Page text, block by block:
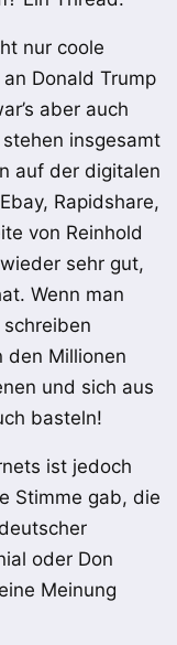
nur coole
Donald Trump
aber auch
insgesamt
auf der digitalen
Rapidshare,
von Reinhold
sehr gut,
Wenn man
den Millionen
und sich aus
basteln!
ist jedoch
Stimme gab, die
oder Don
Meinung